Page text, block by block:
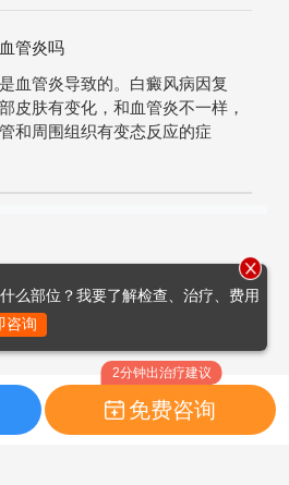
管炎吗
血管炎导致的。白癜风病因复
皮肤有变化，和血管炎不一样，
和周围组织有变态反应的症
2分钟出治疗建议
免费咨询
么部位？我要了解检查、治疗、费用
咨询